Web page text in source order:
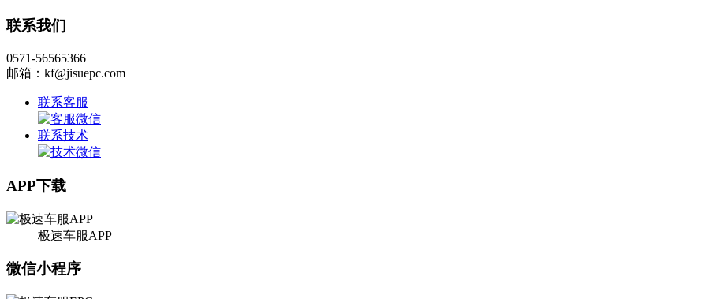
联系我们
0571-56565366
邮箱：kf@jisuepc.com
联系客服
联系技术
APP下载
极速车服APP
微信小程序